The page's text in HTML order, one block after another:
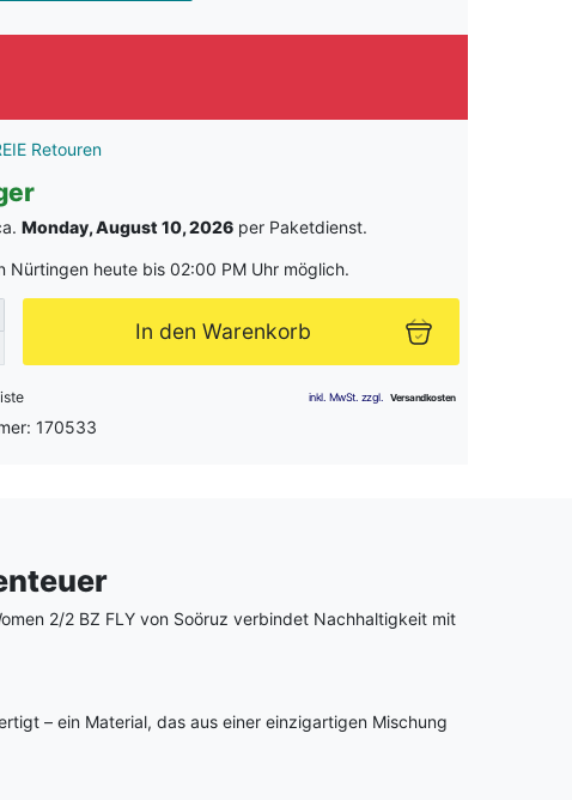
Retouren
Monday, August 10, 2026 per Paketdienst.
Nürtingen heute bis 02:00 PM Uhr möglich.
In den Warenkorb
170533
2/2 BZ FLY von Soöruz verbindet Nachhaltigkeit mit
– ein Material, das aus einer einzigartigen Mischung